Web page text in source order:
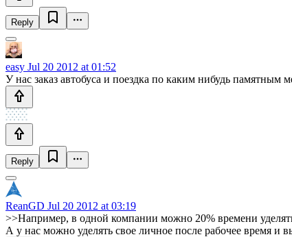
Reply
easy Jul 20 2012 at 01:52
У нас заказ автобуса и поездка по каким нибудь
Reply
ReanGD Jul 20 2012 at 03:19
>>Например, в одной компании можно 20% времени
А у нас можно уделять свое личное после рабочее время и